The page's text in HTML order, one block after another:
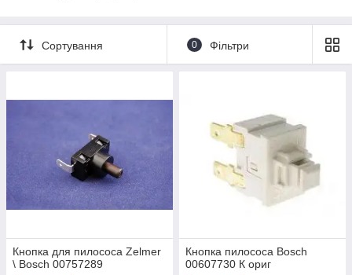
Сортування 0 Фільтри
Кнопка для пилососа Zelmer
\ Bosch 00757289
Кнопка пилососа Bosch
00607730 К ориг